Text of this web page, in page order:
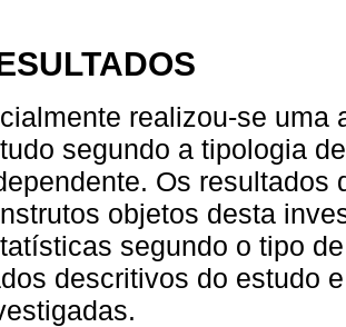
realizou-se uma
segundo a tipologia
Os resultados
objetos desta
segundo o tipo
descritivos do estudo